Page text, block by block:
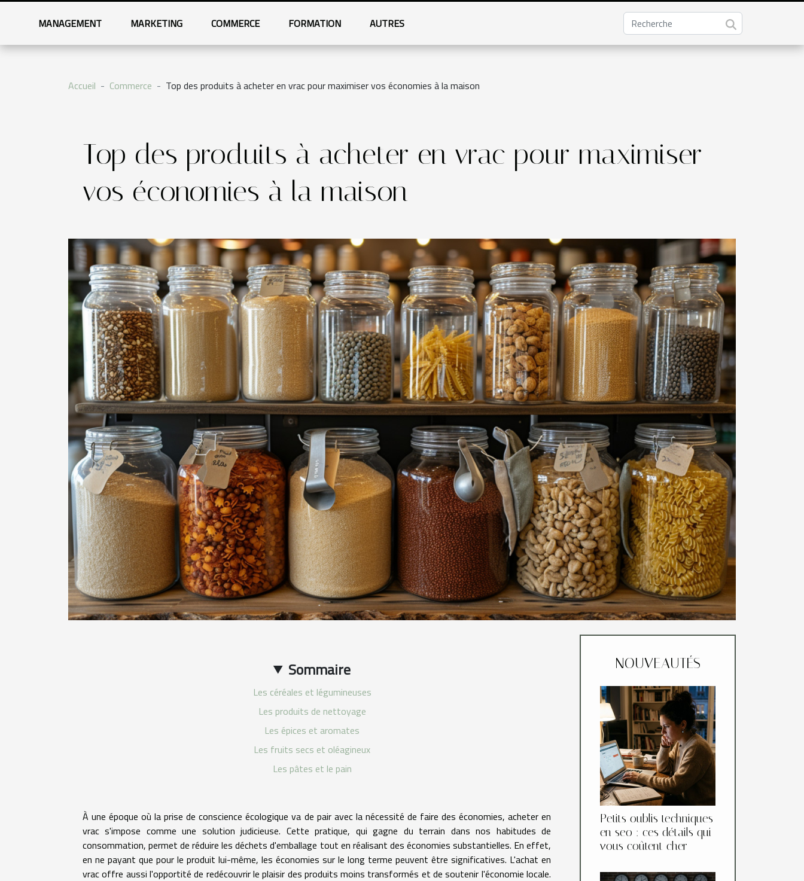
MANAGEMENT MARKETING COMMERCE FORMATION AUTRES
Accueil Commerce Top des produits à acheter en vrac pour maximiser vos économies à la maison
Top des produits à acheter en vrac pour maximiser
vos économies à la maison
Sommaire
Les céréales et légumineuses
Les produits de nettoyage
Les épices et aromates
Les fruits secs et oléagineux
Les pâtes et le pain
À une époque où la prise de conscience écologique va de pair avec la nécessité de faire des économies, acheter en
vrac s'impose comme une solution judicieuse. Cette pratique, qui gagne du terrain dans nos habitudes de
consommation, permet de réduire les déchets d'emballage tout en réalisant des économies substantielles. En effet,
en ne payant que pour le produit lui-même, les économies sur le long terme peuvent être significatives. L'achat en
vrac offre aussi l'opportité de redécouvrir le plaisir des produits moins transformés et de soutenir l'économie locale.
NOUVEAUTÉS
Petits oublis techniques
en seo : ces détails qui
vous coûtent cher